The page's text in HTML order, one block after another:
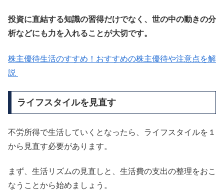
投資に直結する知識の習得だけでなく、世の中の動きの分
析などにも力を入れることが大切です。
株主優待生活のすすめ！おすすめの株主優待や注意点を解
説
ライフスタイルを見直す
不労所得で生活していくとなったら、ライフスタイルを１
から見直す必要があります。
まず、生活リズムの見直しと、生活費の支出の整理をおこ
なうことから始めましょう。